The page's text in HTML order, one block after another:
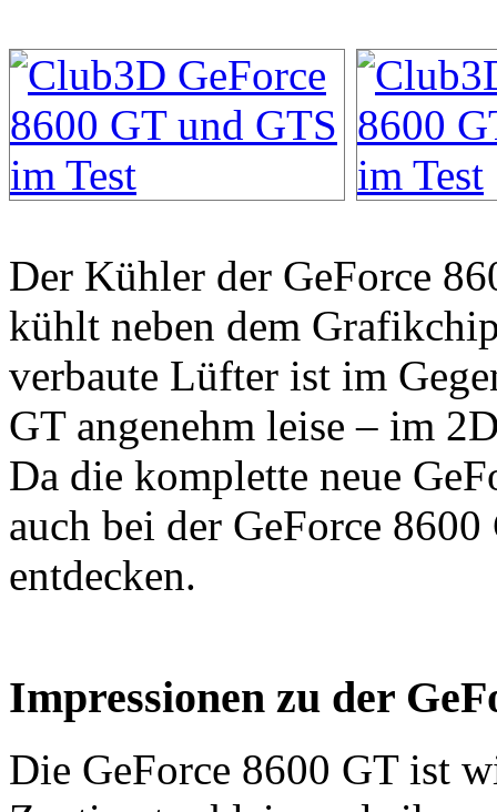
Der Kühler der GeForce
kühlt neben dem
verbaute Lüfter ist im
GT angenehm leise – im
Da die komplette neue
auch bei der GeForce
entdecken.
Impressionen zu der
Die GeForce 8600 GT ist